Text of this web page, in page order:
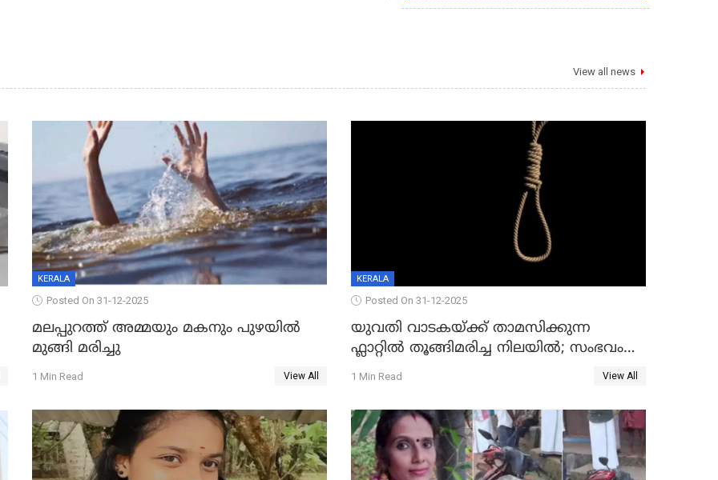
View all news
KERALA
Posted On 31-12-2025
മലപ്പുറത്ത് അമ്മയും മകനും പുഴയിൽ
മുങ്ങി മരിച്ചു
1 Min Read View All
KERALA
Posted On 31-12-2025
യുവതി വാടകയ്ക്ക് താമസിക്കുന്ന
ഫ്ലാറ്റില്‍ തൂങ്ങിമരിച്ച നിലയില്‍; സംഭവം
കൈതപ്പൊയിലില്‍
1 Min Read View All